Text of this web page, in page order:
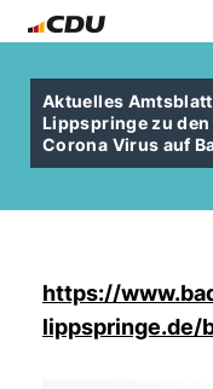
Aktuelles
Lippspringe zu
Corona Virus auf
https://
lippspringe.de/